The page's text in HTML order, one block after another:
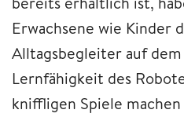
Erwachsene wie Kinder
Alltagsbegleiter auf
Lernfähigkeit des
kniffligen Spiele